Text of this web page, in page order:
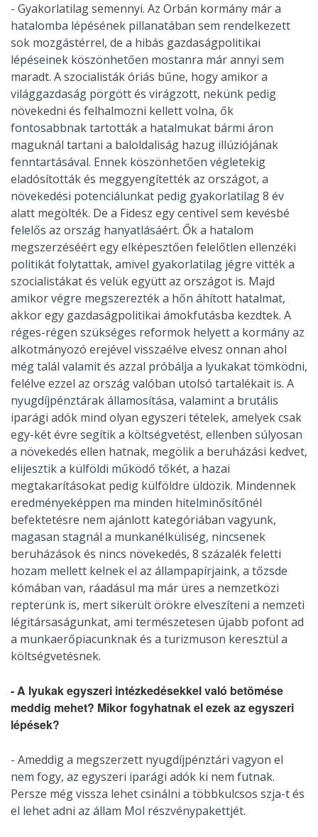
- Gyakorlatilag semennyi. Az Orbán kormány már a
hatalomba lépésének pillanatában sem rendelkezett
sok mozgástérrel, de a hibás gazdaságpolitikai
lépéseinek köszönhetően mostanra már annyi sem
maradt. A szocialisták óriás bűne, hogy amikor a
világgazdaság pörgött és virágzott, nekünk pedig
növekedni és felhalmozni kellett volna, ők
fontosabbnak tartották a hatalmukat bármi áron
maguknál tartani a baloldaliság hazug illúziójának
fenntartásával. Ennek köszönhetően végletekig
eladósították és meggyengítették az országot, a
növekedési potenciálunkat pedig gyakorlatilag 8 év
alatt megölték. De a Fidesz egy centivel sem kevésbé
felelős az ország hanyatlásáért. Ők a hatalom
megszerzéséért egy elképesztően felelőtlen ellenzéki
politikát folytattak, amivel gyakorlatilag jégre vitték a
szocialistákat és velük együtt az országot is. Majd
amikor végre megszerezték a hőn áhított hatalmat,
akkor egy gazdaságpolitikai ámokfutásba kezdtek. A
réges-régen szükséges reformok helyett a kormány az
alkotmányozó erejével visszaélve elvesz onnan ahol
még talál valamit és azzal próbálja a lyukakat tömködni,
felélve ezzel az ország valóban utolsó tartalékait is. A
nyugdíjpénztárak államosítása, valamint a brutális
iparági adók mind olyan egyszeri tételek, amelyek csak
egy-két évre segítik a költségvetést, ellenben súlyosan
a növekedés ellen hatnak, megölik a beruházási kedvet,
elijesztik a külföldi működő tőkét, a hazai
megtakarításokat pedig külföldre üldözik. Mindennek
eredményeképpen ma minden hitelminősítőnél
befektetésre nem ajánlott kategóriában vagyunk,
magasan stagnál a munkanélküliség, nincsenek
beruházások és nincs növekedés, 8 százalék feletti
hozam mellett kelnek el az állampapírjaink, a tőzsde
kómában van, ráadásul ma már üres a nemzetközi
repterünk is, mert sikerült örökre elveszíteni a nemzeti
légitársaságunkat, ami természetesen újabb pofont ad
a munkaerőpiacunknak és a turizmuson keresztül a
költségvetésnek.
- A lyukak egyszeri intézkedésekkel való betömése
meddig mehet? Mikor fogyhatnak el ezek az egyszeri
lépések?
- Ameddig a megszerzett nyugdíjpénztári vagyon el
nem fogy, az egyszeri iparági adók ki nem futnak.
Persze még vissza lehet csinálni a többkulcsos szja-t és
el lehet adni az állam Mol részvénypakettjét.